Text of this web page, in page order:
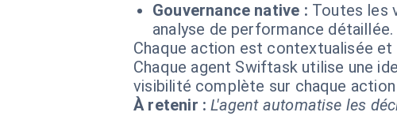
Gouvernance native : Toutes les
analyse de performance détaillée.
Chaque action est contextualisée
Chaque agent Swiftask utilise une
visibilité complète sur chaque
À retenir : L'agent automatise les